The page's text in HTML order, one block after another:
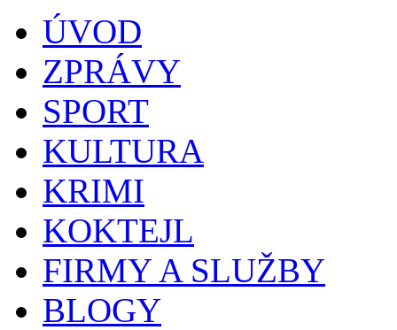
ÚVOD
ZPRÁVY
SPORT
KULTURA
KRIMI
KOKTEJL
FIRMY A SLUŽBY
BLOGY